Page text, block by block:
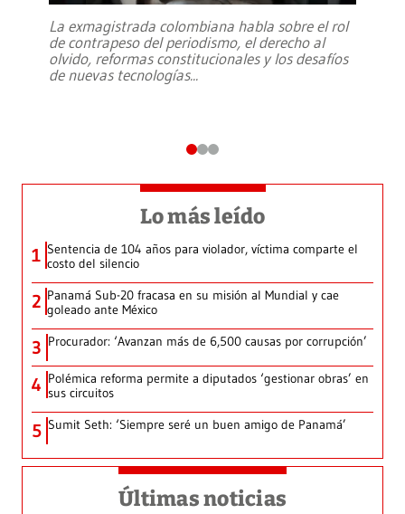
La exmagistrada colombiana habla sobre el rol
de contrapeso del periodismo, el derecho al
olvido, reformas constitucionales y los desafíos
de nuevas tecnologías...
Lo más leído
1 Sentencia de 104 años para violador, víctima comparte el
costo del silencio
2 Panamá Sub-20 fracasa en su misión al Mundial y cae
goleado ante México
3 Procurador: ‘Avanzan más de 6,500 causas por corrupción’
4 Polémica reforma permite a diputados ‘gestionar obras’ en
sus circuitos
5 Sumit Seth: ‘Siempre seré un buen amigo de Panamá’
Últimas noticias